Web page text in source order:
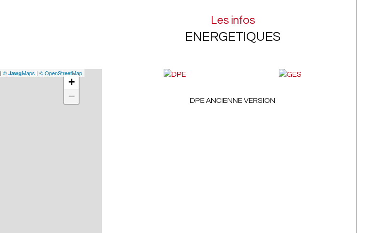
Les informations sur les risques auxquels ce bien
+
−
|©JawgMaps |© OpenStreetMap
Les infos
ENERGETIQUES
DPE ANCIENNE VERSION